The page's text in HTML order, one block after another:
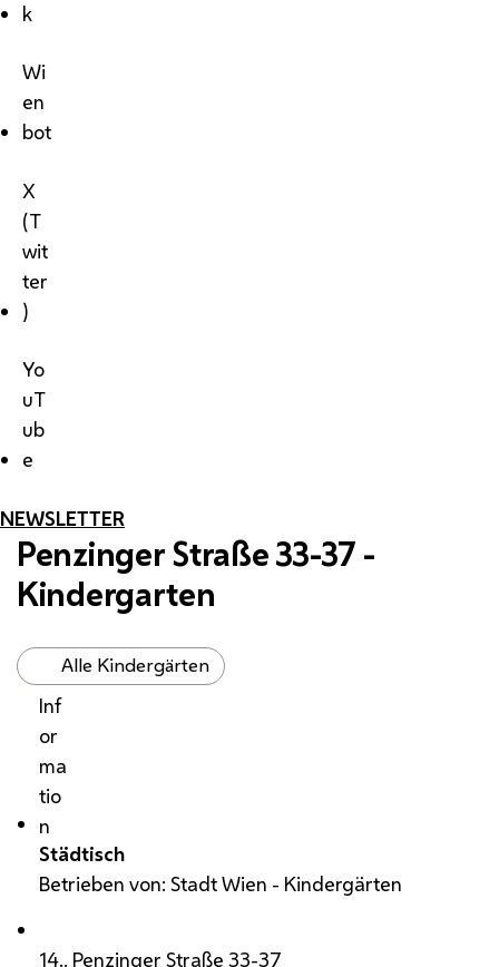
k
Wi
en
bot
X
(T
wit
ter
)
Yo
uT
ub
e
NEWSLETTER
Penzinger Straße 33-37 -
Kindergarten
Alle Kindergärten
Inf
or
ma
tio
n
Städtisch
Betrieben von: Stadt Wien - Kindergärten
14., Penzinger Straße 33-37